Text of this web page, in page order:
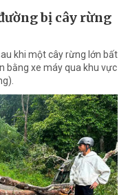
bị cây rừng
khi một cây rừng lớn bất
bằng xe máy qua khu vực